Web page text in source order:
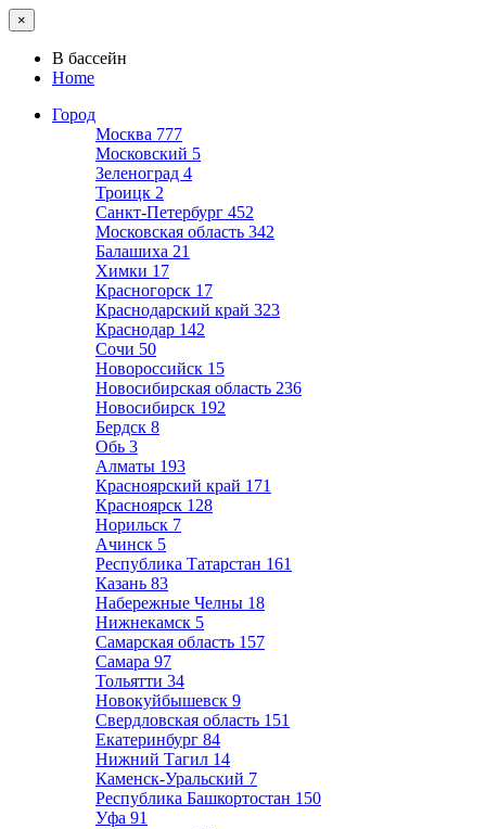
×
В бассейн
Home
Город
Москва 777
Московский 5
Зеленоград 4
Троицк 2
Санкт-Петербург 452
Московская область 342
Балашиха 21
Химки 17
Красногорск 17
Краснодарский край 323
Краснодар 142
Сочи 50
Новороссийск 15
Новосибирская область 236
Новосибирск 192
Бердск 8
Обь 3
Алматы 193
Красноярский край 171
Красноярск 128
Норильск 7
Ачинск 5
Республика Татарстан 161
Казань 83
Набережные Челны 18
Нижнекамск 5
Самарская область 157
Самара 97
Тольятти 34
Новокуйбышевск 9
Свердловская область 151
Екатеринбург 84
Нижний Тагил 14
Каменск-Уральский 7
Республика Башкортостан 150
Уфа 91